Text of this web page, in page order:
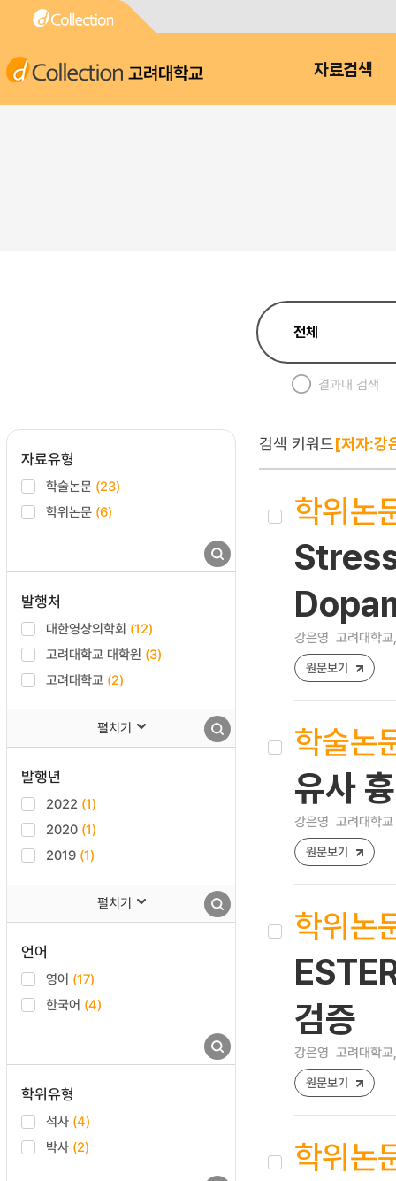
고려대학교 자료검색
결과내 검색
자료유형
학술논문 (23)
학위논문 (6)
발행처
대한영상의학회 (12)
고려대학교 대학원 (3)
고려대학교 (2)
펼치기
발행년
2022 (1)
2020 (1)
2019 (1)
펼치기
언어
영어 (17)
한국어 (4)
학위유형
석사 (4)
박사 (2)
검색 키워드[저자:강
학위논
강은영 고려대학
원문보기
학술논
유사
강은영 고려대학
원문보기
학위논
검증
강은영 고려대학
원문보기
학위논